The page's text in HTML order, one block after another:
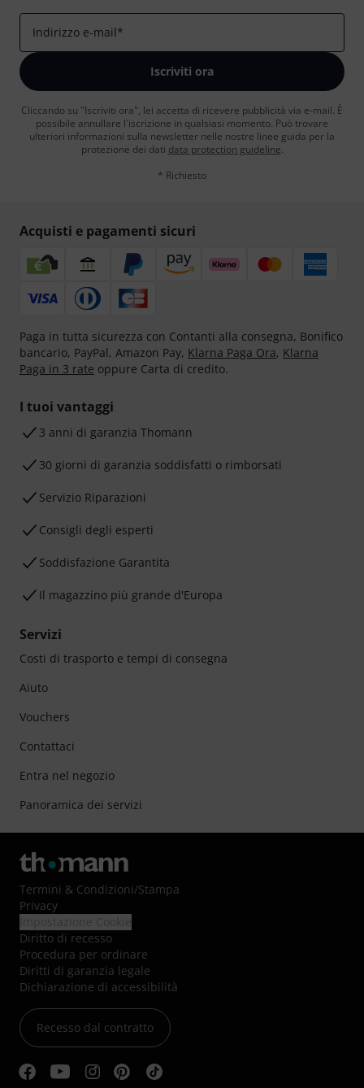
Indirizzo e-mail*
Iscriviti ora
Cliccando su "Iscriviti ora", lei accetta di ricevere pubblicità via e-mail. È
possibile annullare l'iscrizione in qualsiasi momento. Può trovare
ulteriori informazioni sulla newsletter nelle nostre linee guida per la
protezione dei dati data protection guideline.
* Richiesto
Acquisti e pagamenti sicuri
Paga in tutta sicurezza con Contanti alla consegna, Bonifico
bancario, PayPal, Amazon Pay, Klarna Paga Ora, Klarna
Paga in 3 rate oppure Carta di credito.
I tuoi vantaggi
3 anni di garanzia Thomann
30 giorni di garanzia soddisfatti o rimborsati
Servizio Riparazioni
Consigli degli esperti
Soddisfazione Garantita
Il magazzino più grande d'Europa
Servizi
Costi di trasporto e tempi di consegna
Aiuto
Vouchers
Contattaci
Entra nel negozio
Panoramica dei servizi
Termini & Condizioni/Stampa
Privacy
Diritto di recesso
Procedura per ordinare
Diritti di garanzia legale
Dichiarazione di accessibilità
Recesso dal contratto